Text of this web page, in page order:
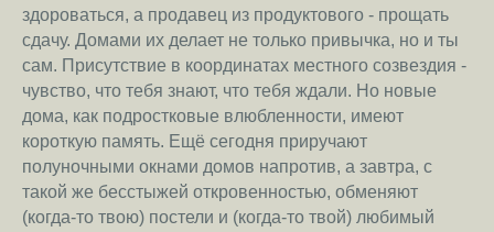
здороваться, а продавец из продуктового - прощать
сдачу. Домами их делает не только привычка, но и ты
сам. Присутствие в координатах местного созвездия -
чувство, что тебя знают, что тебя ждали. Но новые
дома, как подростковые влюбленности, имеют
короткую память. Ещё сегодня приручают
полуночными окнами домов напротив, а завтра, с
такой же бесстыжей откровенностью, обменяют
(когда-то твою) постели и (когда-то твой) любимый